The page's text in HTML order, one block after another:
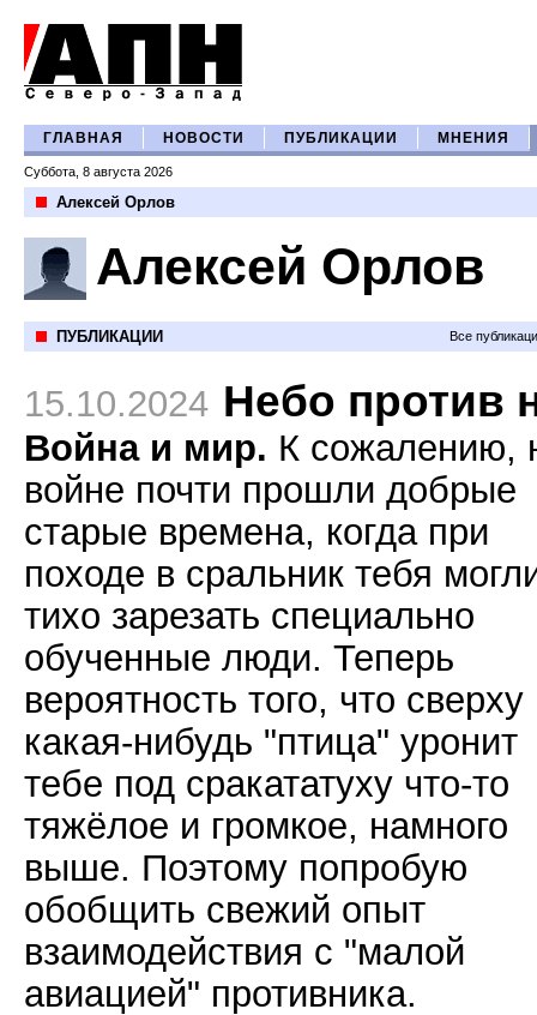
ГЛАВНАЯ НОВОСТИ ПУБЛИКАЦИИ МНЕНИЯ
Суббота, 8 августа 2026
Алексей Орлов
Алексей Орлов
ПУБЛИКАЦИИ Все
15.10.2024 Небо против
Война и мир. К сожалению,
войне почти прошли добрые
старые времена, когда при
походе в сральник тебя
тихо зарезать специально
обученные люди. Теперь
вероятность того, что сверху
какая-нибудь "птица" уронит
тебе под сракататуху что-то
тяжёлое и громкое, намного
выше. Поэтому попробую
обобщить свежий опыт
взаимодействия с "малой
авиацией" противника.